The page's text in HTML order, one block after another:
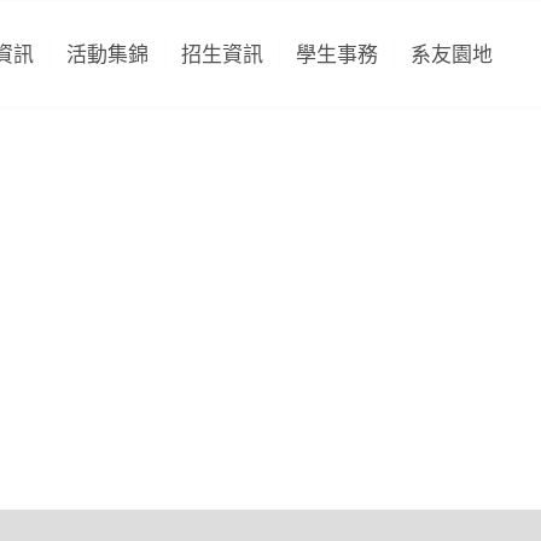
訊 活動集錦 招生資訊 學生事務 系友園地